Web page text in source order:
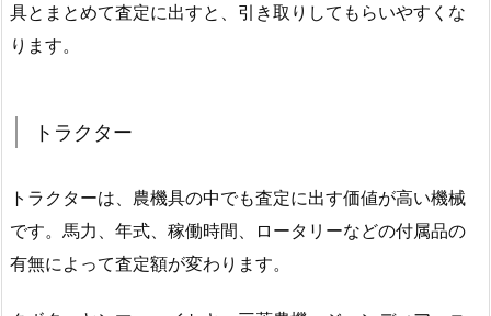
具とまとめて査定に出すと、引き取りしてもらいやすくな
ります。
トラクター
トラクターは、農機具の中でも査定に出す価値が高い機械
です。馬力、年式、稼働時間、ロータリーなどの付属品の
有無によって査定額が変わります。